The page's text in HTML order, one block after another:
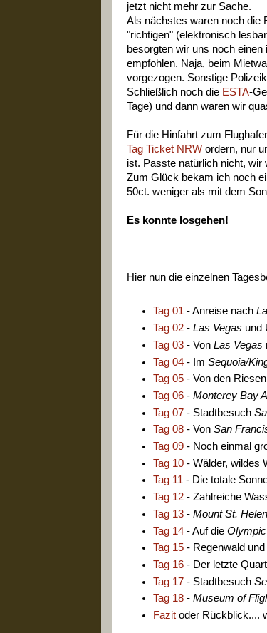
jetzt nicht mehr zur Sache.
Als nächstes waren noch die
"richtigen" (elektronisch
besorgten wir uns noch
empfohlen. Naja, beim
vorgezogen. Sonstige
Schließlich noch die ESTA-
Tage) und dann waren wir
Für die Hinfahrt zum
Tag Ticket NRW ordern, nur
ist. Passte natürlich nicht, wir
Zum Glück bekam ich noch
50ct. weniger als mit dem
Es konnte losgehen!
Hier nun die einzelnen
Tag 01 - Anreise nach
Tag 02 -Las Vegas und
Tag 03 - VonLas Vegas
Tag 04 - ImSequoia/
Tag 05 - Von den
Tag 06 -Monterey Bay
Tag 07 - Stadtbesuch
Tag 08 - VonSan
Tag 09 - Noch einmal
Tag 10 - Wälder, wildes
Tag 11 - Die totale
Tag 12 - Zahlreiche
Tag 13 -Mount St.
Tag 14 - Auf dieOlympic
Tag 15 - Regenwald
Tag 16 - Der letzte
Tag 17 - Stadtbesuch
Tag 18 -Museum of
Fazit oder Rückblick....